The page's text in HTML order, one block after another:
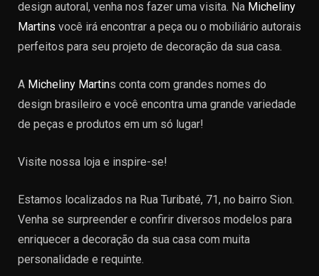
design autoral, venha nos fazer uma visita. Na Micheliny
Martins você irá encontrar a peça ou o mobiliário autorais
perfeitos para seu projeto de decoração da sua casa.
A Micheliny Martins conta com grandes nomes do
design brasileiro e você encontra uma grande variedade
de peças e produtos em um só lugar!
Visite nossa loja e inspire-se!
Estamos localizados na Rua Turibaté, 71, no bairro Sion.
Venha se surpreender e confirir diversos modelos para
enriquecer a decoração da sua casa com muita
personalidade e requinte.